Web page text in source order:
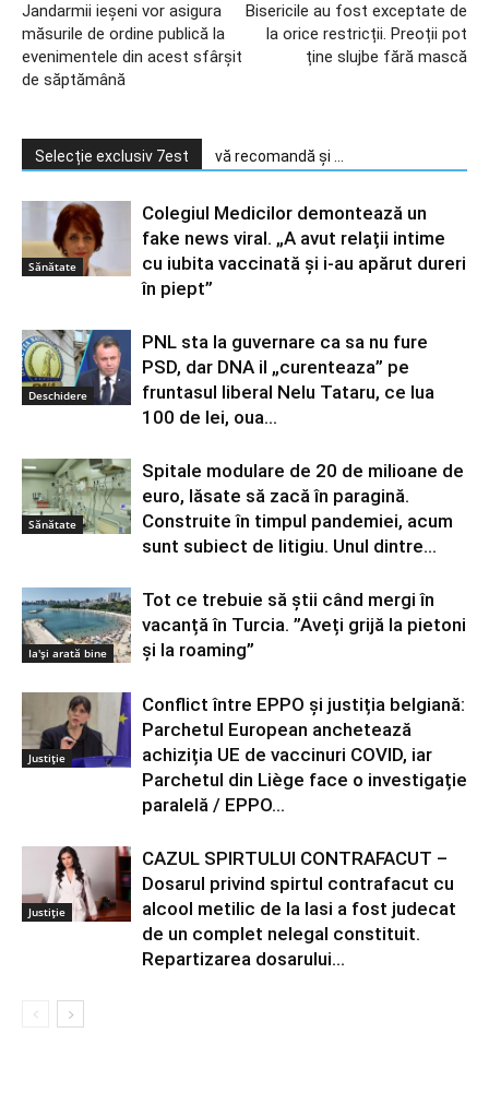
Jandarmii ieșeni vor asigura
măsurile de ordine publică la
evenimentele din acest sfârșit
de săptămână
Bisericile au fost exceptate de
la orice restricții. Preoții pot
ține slujbe fără mască
Selecție exclusiv 7est vă recomandă și ...
Sănătate
Colegiul Medicilor demontează un
fake news viral. „A avut relații intime
cu iubita vaccinată și i-au apărut dureri
în piept”
Deschidere
PNL sta la guvernare ca sa nu fure
PSD, dar DNA il „curenteaza” pe
fruntasul liberal Nelu Tataru, ce lua
100 de lei, oua...
Sănătate
Spitale modulare de 20 de milioane de
euro, lăsate să zacă în paragină.
Construite în timpul pandemiei, acum
sunt subiect de litigiu. Unul dintre...
Ia'și arată bine
Tot ce trebuie să știi când mergi în
vacanță în Turcia. ”Aveți grijă la pietoni
și la roaming”
Justiție
Conflict între EPPO și justiția belgiană:
Parchetul European anchetează
achiziția UE de vaccinuri COVID, iar
Parchetul din Liège face o investigație
paralelă / EPPO...
Justiție
CAZUL SPIRTULUI CONTRAFACUT –
Dosarul privind spirtul contrafacut cu
alcool metilic de la Iasi a fost judecat
de un complet nelegal constituit.
Repartizarea dosarului...